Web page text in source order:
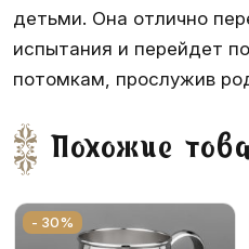
детьми. Она отлично
испытания и перейдет
потомкам, прослужив
Похожие
- 30%